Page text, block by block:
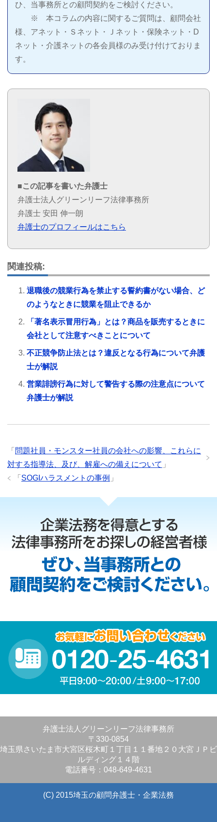
ひ、当事務所との顧問契約をご検討ください。
※ 本コラムの内容に関するご質問は、顧問会社
様、アネット・Ｓネット・Ｊネット・保険ネット・D
ネット・介護ネットの各会員様のみ受け付けておりま
す。
■この記事を書いた弁護士
弁護士法人グリーンリーフ法律事務所
弁護士 安田 伸一朗
弁護士のプロフィールはこちら
関連投稿:
退職後の競業行為を禁止する誓約書がない場合、ど
のようなときに競業を阻止できるか
「著名表示冒用行為」とは？商品を販売するときに
会社として注意すべきことについて
不正競争防止法とは？違反となる行為について弁護
士が解説
営業誹謗行為に対して警告する際の注意点について
弁護士が解説
「 問題社員・モンスター社員の会社への影響、これらに
対する指導法、及び、解雇への備えについて 」
「 SOGIハラスメントの事例 」
弁護士法人グリーンリーフ法律事務所
〒330-0854
埼玉県さいたま市大宮区桜木町１丁目１１番地２０大宮ＪＰビ
ルディング１４階
電話番号：048-649-4631
(C) 2015埼玉の顧問弁護士・企業法務